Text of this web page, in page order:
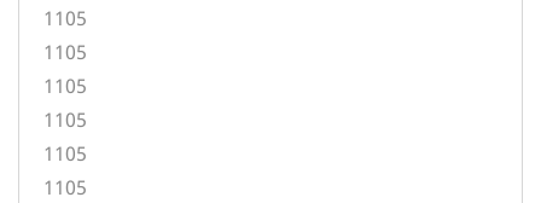
1105
1105
1105
1105
1105
1105